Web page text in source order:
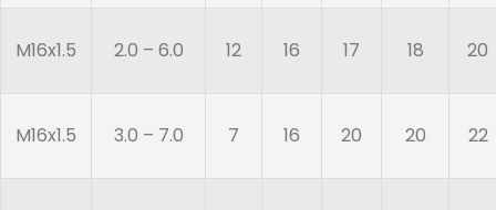
M16x1.5 2.0 – 6.0 12 16 17 18 20
M16x1.5 3.0 – 7.0 7 16 20 20 22